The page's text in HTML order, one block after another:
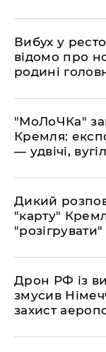
​Вибух у
відомо про
родині
​"МоЛоЧКа"
Кремля:
— удвічі,
​Дикий
"карту"
"розігрувати"
​Дрон РФ із
змусив
захист